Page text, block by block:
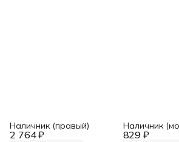
2 764 ₽
Наличник (правый)
829 ₽
Наличник